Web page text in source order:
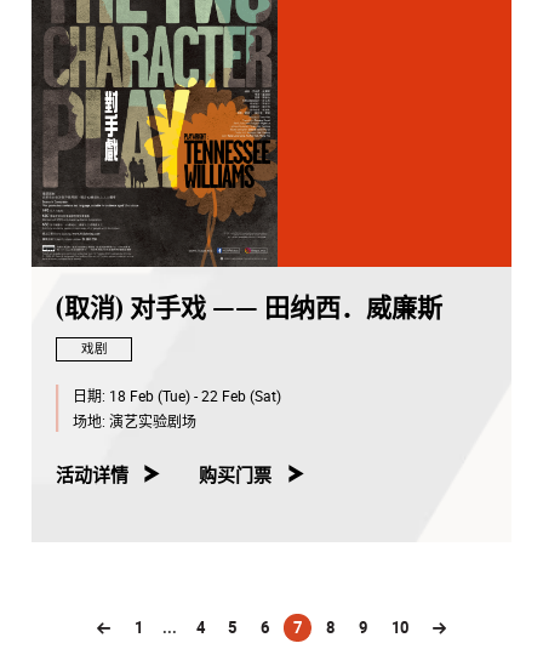
(取消) 对手戏 —— 田纳西．威廉斯
戏剧
日期: 18 Feb (Tue) - 22 Feb (Sat)
场地: 演艺实验剧场
活动详情 购买门票
1 ... 4 5 6 7
(current)
8 9 10